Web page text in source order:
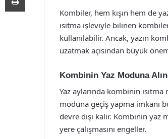
Kombiler, hem kışın hem de
ısıtma işleviyle bilinen
kullanılabilir. Ancak, yazın
uzatmak açısından büyük
Kombinin Yaz Moduna
Yaz aylarında kombinin ısıtma
moduna geçiş yapma imkanı
devre dışı kalır. Kombinin
yere çalışmasını engeller.